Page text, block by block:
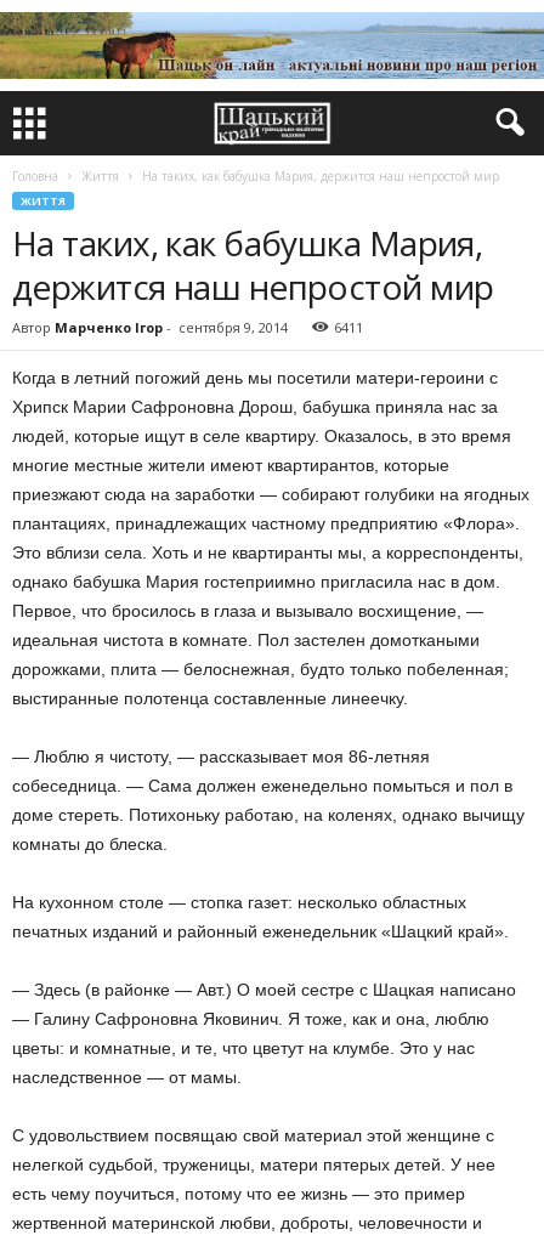
Головна Життя На таких, как бабушка Мария, держится наш непростой мир
ЖИТТЯ
На таких, как бабушка Мария,
держится наш непростой мир
Автор Марченко Ігор - сентября 9, 2014 6411
Когда в летний погожий день мы посетили матери-героини с
Хрипск Марии Сафроновна Дорош, бабушка приняла нас за
людей, которые ищут в селе квартиру. Оказалось, в это время
многие местные жители имеют квартирантов, которые
приезжают сюда на заработки — собирают голубики на ягодных
плантациях, принадлежащих частному предприятию «Флора».
Это вблизи села. Хоть и не квартиранты мы, а корреспонденты,
однако бабушка Мария гостеприимно пригласила нас в дом.
Первое, что бросилось в глаза и вызывало восхищение, —
идеальная чистота в комнате. Пол застелен домоткаными
дорожками, плита — белоснежная, будто только побеленная;
выстиранные полотенца составленные линеечку.
— Люблю я чистоту, — рассказывает моя 86-летняя
собеседница. — Сама должен еженедельно помыться и пол в
доме стереть. Потихоньку работаю, на коленях, однако вычищу
комнаты до блеска.
На кухонном столе — стопка газет: несколько областных
печатных изданий и районный еженедельник «Шацкий край».
— Здесь (в районке — Авт.) О моей сестре с Шацкая написано
— Галину Сафроновна Яковинич. Я тоже, как и она, люблю
цветы: и комнатные, и те, что цветут на клумбе. Это у нас
наследственное — от мамы.
С удовольствием посвящаю свой ​​материал этой женщине с
нелегкой судьбой, труженицы, матери пятерых детей. У нее
есть чему поучиться, потому что ее жизнь — это пример
жертвенной материнской любви, доброты, человечности и